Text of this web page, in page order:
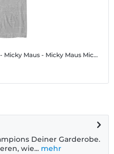
Maus - Micky Maus Mickey Face - Männer T-Shirt
Deiner Garderobe.
wie... mehr